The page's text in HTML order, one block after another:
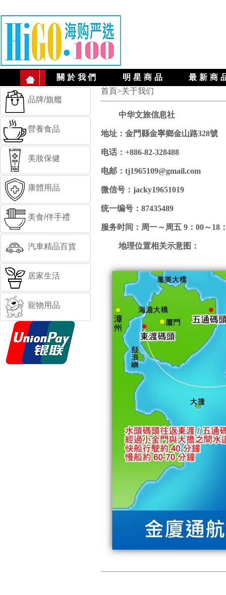
關於我們 明星商品 最新商
品牌/旗艦
營養食品
美妝保健
康體用品
美食/伴手禮
汽車精品百貨
居家生活
寵物用品
首頁>关于我们
中华文旅信息社
地址：金門縣金寧鄉金山路328號
电话：+886-82-328488
电邮：tj1965109@gmail.com
微信号：jacky19651019
统一编号：87435489
服务时间：周一～周五 9 ： 00～18
地理位置相关示意图：